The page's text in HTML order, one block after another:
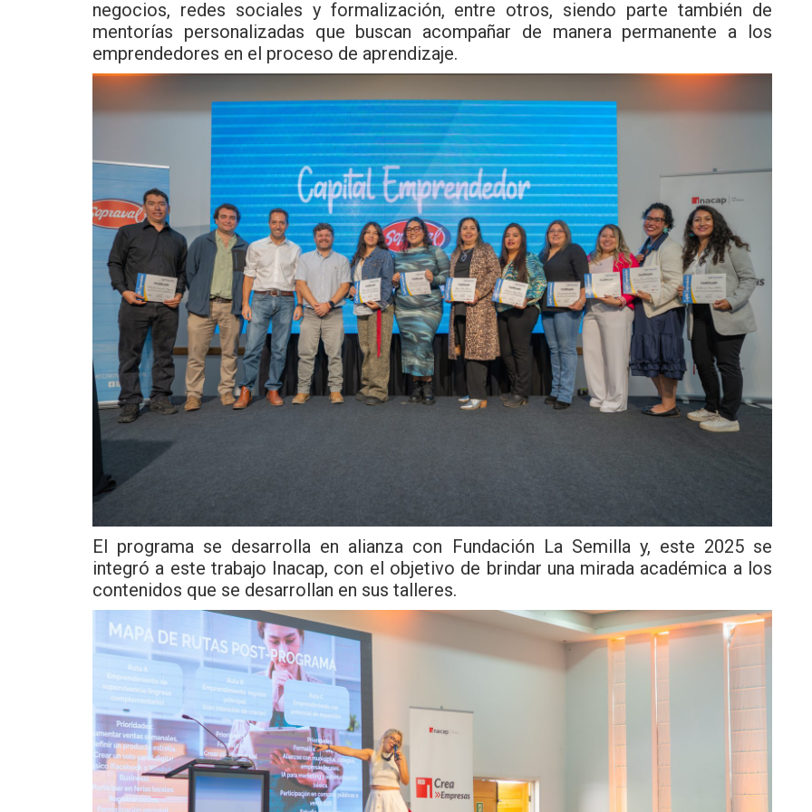
negocios, redes sociales y formalización, entre otros, siendo parte también de
mentorías personalizadas que buscan acompañar de manera permanente a los
emprendedores en el proceso de aprendizaje.
El programa se desarrolla en alianza con Fundación La Semilla y, este 2025 se
integró a este trabajo Inacap, con el objetivo de brindar una mirada académica a los
contenidos que se desarrollan en sus talleres.